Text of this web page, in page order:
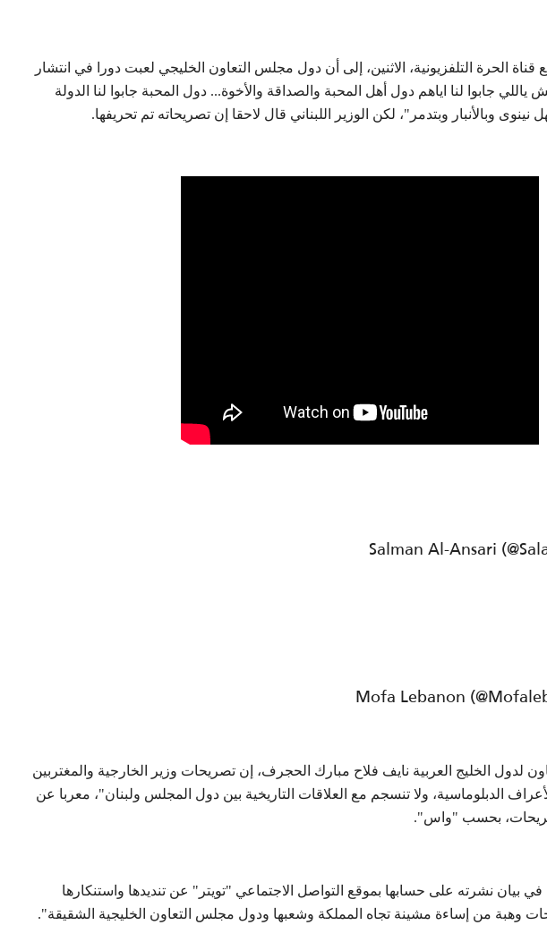
الحرة التلفزيونية، الاثنين، إلى أن دول مجلس التعاون الخليجي لعبت دورا في انتشار
ياللي جابوا لنا اياهم دول أهل المحبة والصداقة والأخوة... دول المحبة جابوا لنا الدولة
نينوى وبالأنبار وبتدمر"، لكن الوزير اللبناني قال لاحقا إن تصريحاته تم تحريفها.
لدول الخليج العربية نايف فلاح مبارك الحجرف، إن تصريحات وزير الخارجية والمغتربين
الدبلوماسية، ولا تنسجم مع العلاقات التاريخية بين دول المجلس ولبنان"، معربا عن
بحسب "واس".
بيان نشرته على حسابها بموقع التواصل الاجتماعي "تويتر" عن تنديدها واستنكارها
وهبة من إساءة مشينة تجاه المملكة وشعبها ودول مجلس التعاون الخليجية الشقيقة".